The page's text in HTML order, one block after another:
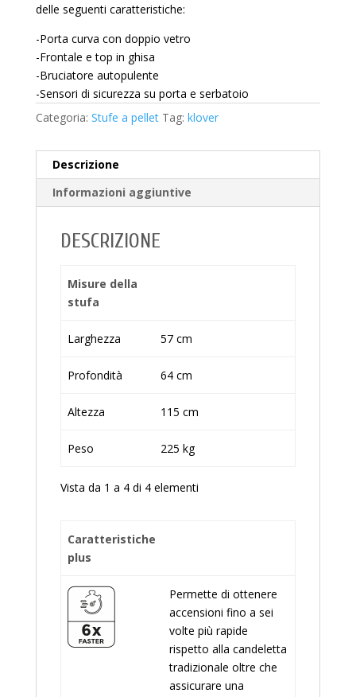
delle seguenti caratteristiche:
-Porta curva con doppio vetro
-Frontale e top in ghisa
-Bruciatore autopulente
-Sensori di sicurezza su porta e serbatoio
Categoria: Stufe a pellet Tag: klover
Descrizione
Informazioni aggiuntive
DESCRIZIONE
Misure della
stufa
Larghezza 57 cm
Profondità 64 cm
Altezza 115 cm
Peso 225 kg
Vista da 1 a 4 di 4 elementi
Caratteristiche
plus
Permette di ottenere
accensioni fino a sei
volte più rapide
rispetto alla candeletta
tradizionale oltre che
assicurare una